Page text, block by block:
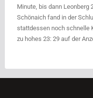
Minute, bis dann Leonberg
Schönaich fand in der
stattdessen noch schnelle
zu hohes 23: 29 auf der